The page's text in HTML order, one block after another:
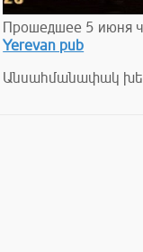
Прошедшее 5 июня
Yerevan pub
Անսահմանափակ